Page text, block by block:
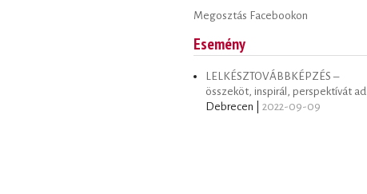
Megosztás Facebookon
Esemény
LELKÉSZTOVÁBBKÉPZÉS –
összeköt, inspirál, perspektívát ad
Debrecen | 2022-09-09